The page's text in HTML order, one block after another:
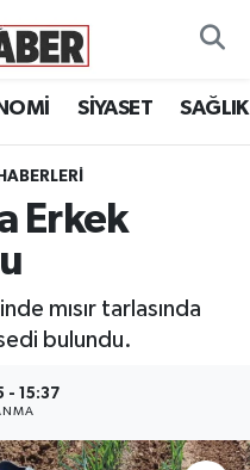
SİYASET SAĞLIK
Erkek
mısır tarlasında
bulundu.
- 15:37
ve Fikstür